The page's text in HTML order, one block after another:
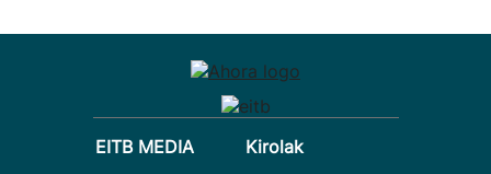
EITB MEDIA
Kirolak